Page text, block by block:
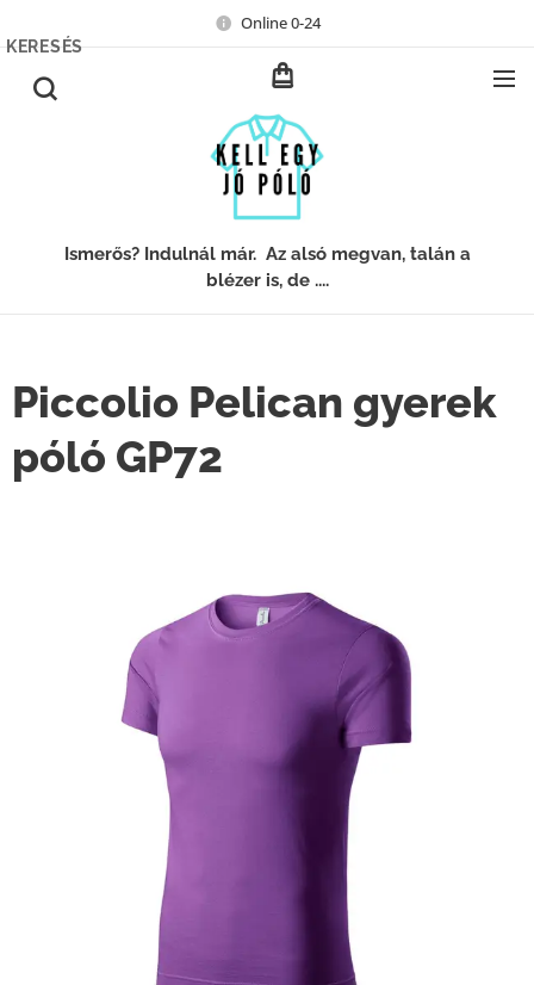
Online 0-24
Ismerős? Indulnál már. Az alsó megvan, talán a
blézer is, de ....
KERESÉS
Piccolio Pelican gyerek
póló GP72